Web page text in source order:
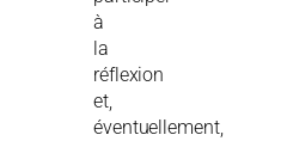
à
la
réflexion
et,
éventuellement,